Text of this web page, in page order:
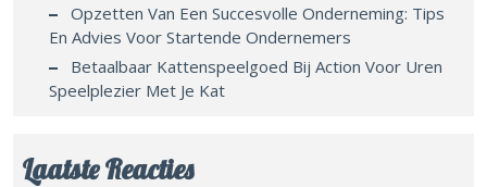
Opzetten Van Een Succesvolle Onderneming: Tips
En Advies Voor Startende Ondernemers
Betaalbaar Kattenspeelgoed Bij Action Voor Uren
Speelplezier Met Je Kat
Laatste Reacties